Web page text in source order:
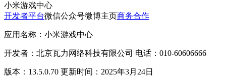
小米游戏中心
开发者平台微信公众号微博主页商务合作
应用名称：小米游戏中心
开发者：北京瓦力网络科技有限公司 电话：010-60606666
版本：13.5.0.70 更新时间：2025年3月24日